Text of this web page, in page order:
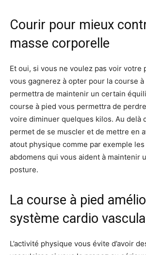
Courir pour mieux
masse corporelle
Et oui, si vous ne voulez pas voir votre
vous gagnerez à opter pour la course
permettra de maintenir un certain
course à pied vous permettra de
voire diminuer quelques kilos. Au delà
permet de se muscler et de mettre en
atout physique comme par exemple
abdomens qui vous aident à maintenir
posture.
La course à pied
système cardio
L’activité physique vous évite d’avoir